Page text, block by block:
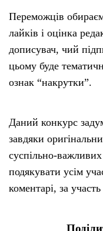
Переможців
лайків і оцінка
дописувач, чий
цьому буде
ознак “накрутки”.
Даний конкурс
завдяки
суспільно-
подякувати усім
коментарі, за